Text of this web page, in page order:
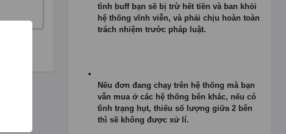
tình buff bạn sẽ bị trừ hết tiền và ban khỏi
hệ thống vĩnh viễn, và phải chịu hoàn toàn
trách nhiệm trước pháp luật.
Nếu đơn đang chạy trên hệ thống mà bạn
vẫn mua ở các hệ thống bên khác, nếu có
tình trạng hụt, thiếu số lượng giữa 2 bên
thì sẽ không được xử lí.